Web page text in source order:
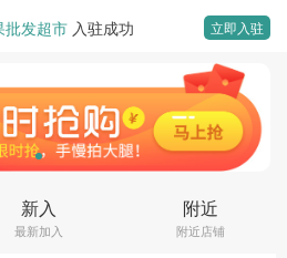
批发超市 入驻成功
入驻成功
入驻成功
服务有限公司入驻成功
入驻成功
成功
立即入驻
新入
最新加入
附近
附近店铺